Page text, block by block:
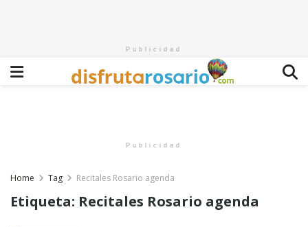
Publicidad
Publicidad
Home Tag Recitales Rosario agenda
Etiqueta: Recitales Rosario agenda